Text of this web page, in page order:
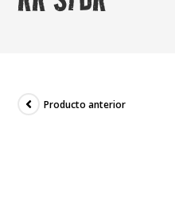
Producto anterior